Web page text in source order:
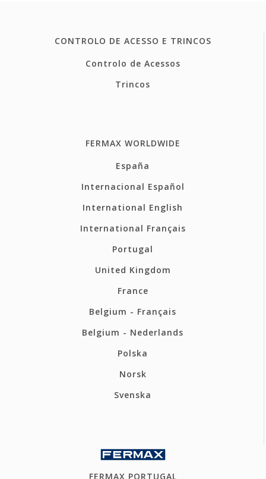
CONTROLO DE ACESSO E TRINCOS
Controlo de Acessos
Trincos
FERMAX WORLDWIDE
España
Internacional Español
International English
International Français
Portugal
United Kingdom
France
Belgium - Français
Belgium - Nederlands
Polska
Norsk
Svenska
FERMAX PORTUGAL